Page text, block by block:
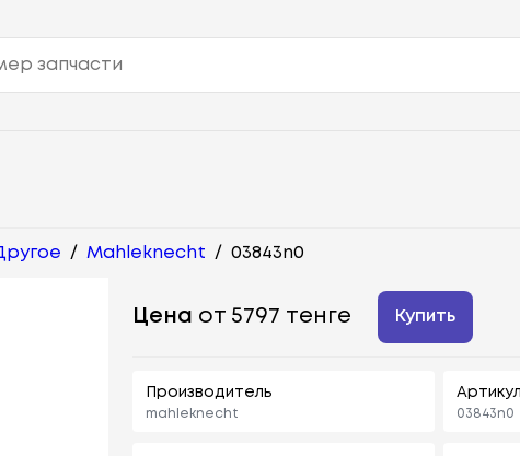
/ Mahleknecht / 03843n0
Цена от 5797 тенге Купить
Производитель
mahleknecht
Артикул
03843n0